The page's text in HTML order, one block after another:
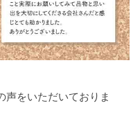
声をいただいておりま